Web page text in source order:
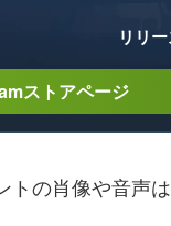
リリ
ストアページ
の肖像や音声は